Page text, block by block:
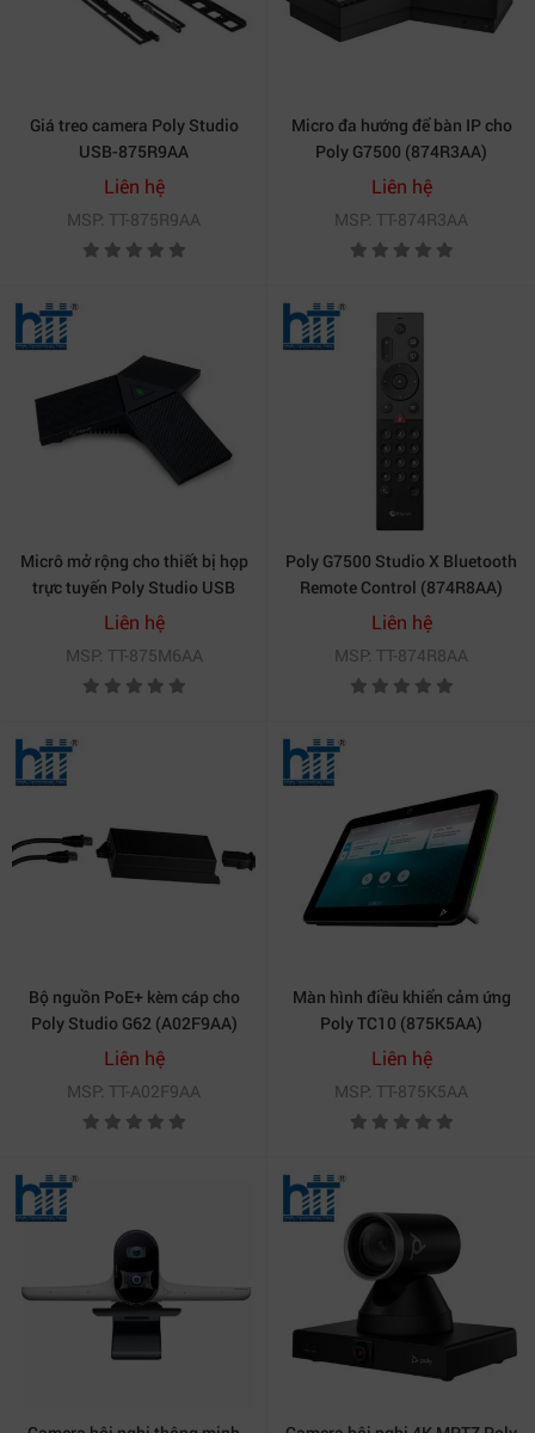
Giá treo camera Poly Studio
USB-875R9AA
Liên hệ
MSP: TT-875R9AA
Micro đa hướng để bàn IP cho
Poly G7500 (874R3AA)
Liên hệ
MSP: TT-874R3AA
Micrô mở rộng cho thiết bị họp
trực tuyến Poly Studio USB
(875M6AA)
Liên hệ
MSP: TT-875M6AA
Poly G7500 Studio X Bluetooth
Remote Control (874R8AA)
Liên hệ
MSP: TT-874R8AA
Bộ nguồn PoE+ kèm cáp cho
Poly Studio G62 (A02F9AA)
Liên hệ
MSP: TT-A02F9AA
Màn hình điều khiển cảm ứng
Poly TC10 (875K5AA)
Liên hệ
MSP: TT-875K5AA